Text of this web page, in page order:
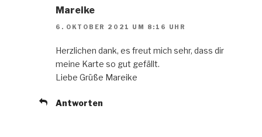
Mareike
6. OKTOBER 2021 UM 8:16 UHR
Herzlichen dank, es freut mich sehr, dass dir
meine Karte so gut gefällt.
Liebe Grüße Mareike
Antworten